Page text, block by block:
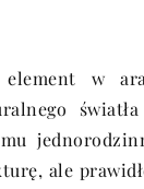
w
ale